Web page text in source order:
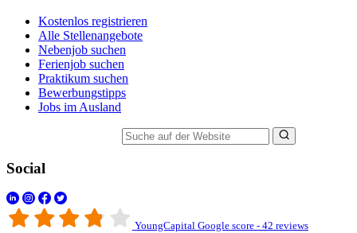
Kostenlos registrieren
Alle Stellenangebote
Nebenjob suchen
Ferienjob suchen
Praktikum suchen
Bewerbungstipps
Jobs im Ausland
Social
YoungCapital Google score - 42 reviews